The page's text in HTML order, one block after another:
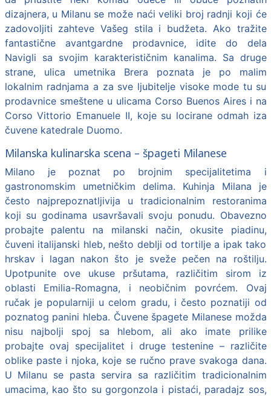
dizajnera, u Milanu se može naći veliki broj radnji koji će
zadovoljiti zahteve Vašeg stila i budžeta. Ako tražite
fantastične avantgardne prodavnice, idite do dela
Navigli sa svojim karakterističnim kanalima. Sa druge
strane, ulica umetnika Brera poznata je po malim
lokalnim radnjama a za sve ljubitelje visoke mode tu su
prodavnice smeštene u ulicama Corso Buenos Aires i na
Corso Vittorio Emanuele II, koje su locirane odmah iza
čuvene katedrale Duomo.
Milanska kulinarska scena – špageti Milanese
Milano je poznat po brojnim specijalitetima i
gastronomskim umetničkim delima. Kuhinja Milana je
često najprepoznatljivija u tradicionalnim restoranima
koji su godinama usavršavali svoju ponudu. Obavezno
probajte palentu na milanski način, okusite piadinu,
čuveni italijanski hleb, nešto deblji od tortilje a ipak tako
hrskav i lagan nakon što je sveže pečen na roštilju.
Upotpunite ove ukuse pršutama, različitim sirom iz
oblasti Emilia-Romagna, i neobičnim povrćem. Ovaj
ručak je popularniji u celom gradu, i često poznatiji od
poznatog panini hleba. Čuvene špagete Milanese možda
nisu najbolji spoj sa hlebom, ali ako imate prilike
probajte ovaj specijalitet i druge testenine – različite
oblike paste i njoka, koje se ručno prave svakoga dana.
U Milanu se pasta servira sa različitim tradicionalnim
umacima, kao što su gorgonzola i pistaći, paradajz sos,